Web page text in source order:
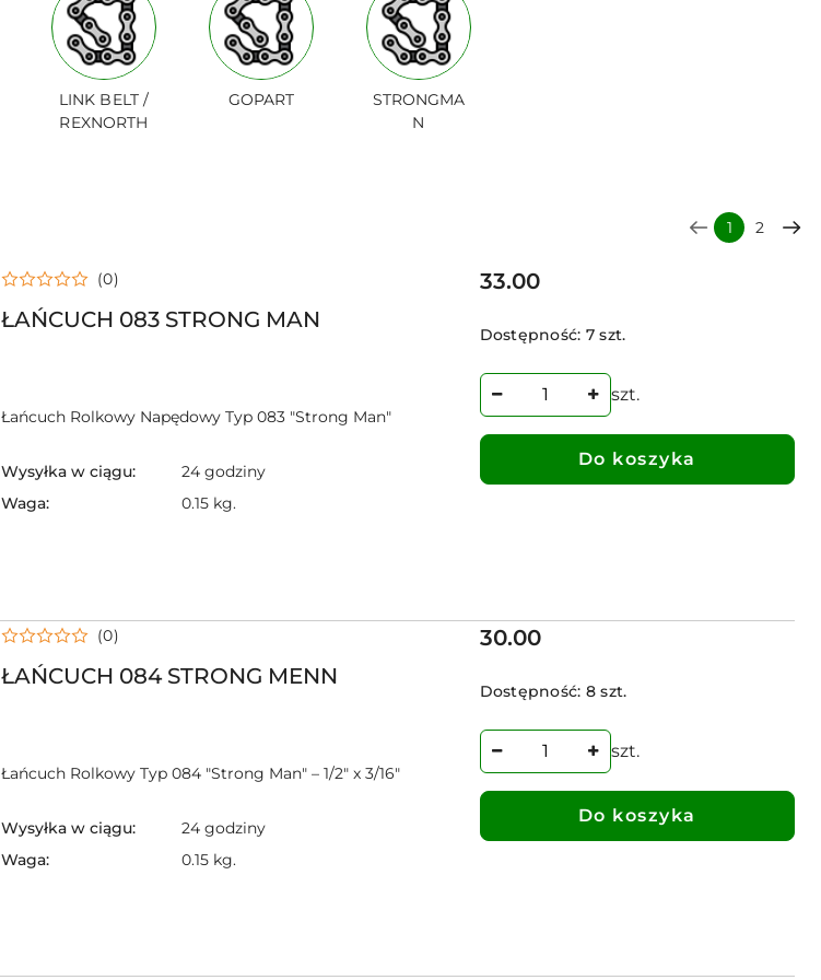
LINK BELT /
REXNORTH
GOPART
STRONGMA
N
1 2
ŁAŃCUCH 083 STRONG MAN
(0)
Łańcuch Rolkowy Napędowy Typ 083 "Strong Man"
Wysyłka w ciągu:
24 godziny
Waga:
0.15 kg.
Cena:
33.00
Dostępność: 7 szt.
szt.
Do koszyka
ŁAŃCUCH 084 STRONG MENN
(0)
Łańcuch Rolkowy Typ 084 "Strong Man" – 1/2" x 3/16"
Wysyłka w ciągu:
24 godziny
Waga:
0.15 kg.
Cena:
30.00
Dostępność: 8 szt.
szt.
Do koszyka